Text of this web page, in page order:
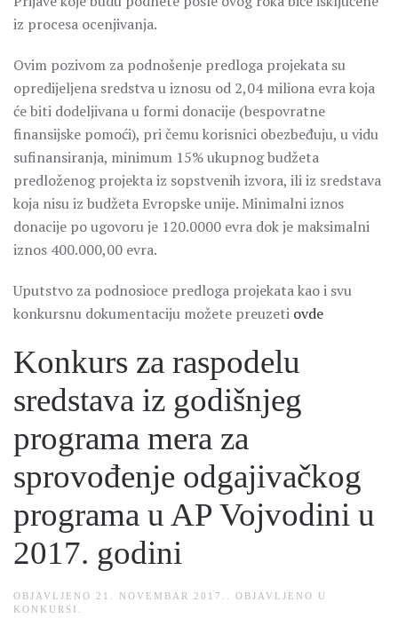
iz procesa ocenjivanja.
Ovim pozivom za podnošenje predloga projekata su
opredijeljena sredstva u iznosu od 2,04 miliona evra koja
će biti dodeljivana u formi donacije (bespovratne
finansijske pomoći), pri čemu korisnici obezbeđuju, u vidu
sufinansiranja, minimum 15% ukupnog budžeta
predloženog projekta iz sopstvenih izvora, ili iz sredstava
koja nisu iz budžeta Evropske unije. Minimalni iznos
donacije po ugovoru je 120.0000 evra dok je maksimalni
iznos 400.000,00 evra.
Uputstvo za podnosioce predloga projekata kao i svu
konkursnu dokumentaciju možete preuzeti ovde
Konkurs za raspodelu
sredstava iz godišnjeg
programa mera za
sprovođenje odgajivačkog
programa u AP Vojvodini u
2017. godini
OBJAVLJENO 21. NOVEMBAR 2017.
. OBJAVLJENO U
KONKURSI